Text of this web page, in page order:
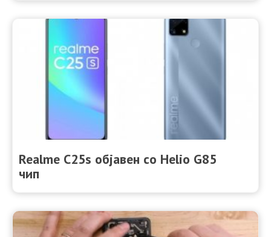
Realme C25s објавен со Helio G85
чип